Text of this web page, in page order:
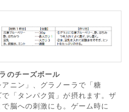
のチーズボール
ニン」、グラノーラで「糖
「タンパク質」が摂れます。ザ
脳への刺激にも。ゲーム時に